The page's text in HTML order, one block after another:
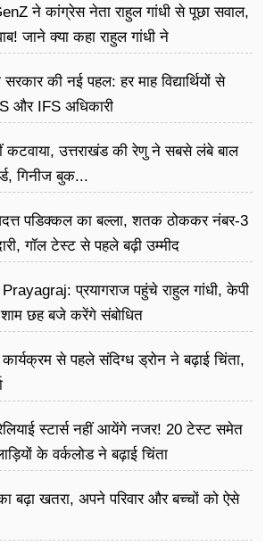
ने कांग्रेस नेता राहुल गांधी से पूछा सवाल,
जाने क्या कहा राहुल गांधी ने
की नई पहल: हर माह विद्यार्थियों से
और IFS अधिकारी
कटवाया, उत्तराखंड की रेणु ने सबसे लंबे बाल
गिनीज बुक...
पडिक्कल का बल्ला, शतक ठोककर नंबर-3
गॉल टेस्ट से पहले बढ़ी उम्मीद
प्रयागराज पहुंचे राहुल गांधी, केपी
शाम छह बजे करेंगे संबोधित
से पहले संदिग्ध ड्रोन ने बढ़ाई चिंता,
स्टार्स नहीं आयेंगे नजर! 20 टेस्ट समेत
के वर्कलोड ने बढ़ाई चिंता
बढ़ा खतरा, अपने परिवार और बच्चों को ऐसे